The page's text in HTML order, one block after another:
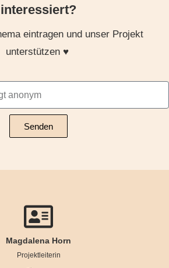
interessiert?
eintragen und unser Projekt
unterstützen ♥
Senden
Magdalena Horn
Projektleiterin